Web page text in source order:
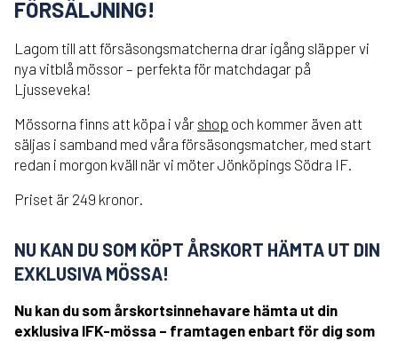
FÖRSÄLJNING!
Lagom till att försäsongsmatcherna drar igång släpper vi
nya vitblå mössor – perfekta för matchdagar på
Ljusseveka!
Mössorna finns att köpa i vår shop och kommer även att
säljas i samband med våra försäsongsmatcher, med start
redan i morgon kväll när vi möter Jönköpings Södra IF.
Priset är 249 kronor.
NU KAN DU SOM KÖPT ÅRSKORT HÄMTA UT DIN
EXKLUSIVA MÖSSA!
Nu kan du som årskortsinnehavare hämta ut din
exklusiva IFK-mössa – framtagen enbart för dig som